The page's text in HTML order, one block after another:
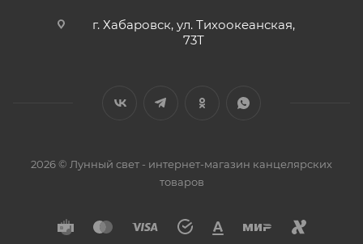
г. Хабаровск, ул. Тихоокеанская,
73Т
2026 © Лунный свет - интернет-магазин канцелярских
товаров